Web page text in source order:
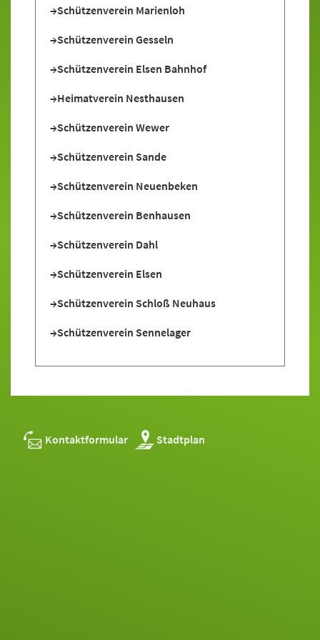
Schützenverein Marienloh
Schützenverein Gesseln
Schützenverein Elsen Bahnhof
Heimatverein Nesthausen
Schützenverein Wewer
Schützenverein Sande
Schützenverein Neuenbeken
Schützenverein Benhausen
Schützenverein Dahl
Schützenverein Elsen
Schützenverein Schloß Neuhaus
Schützenverein Sennelager
Kontaktformular Stadtplan